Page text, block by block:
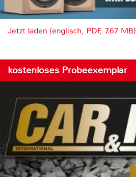
Jetzt laden (englisch, PDF, 7.67 MB)
kostenloses Probeexemplar